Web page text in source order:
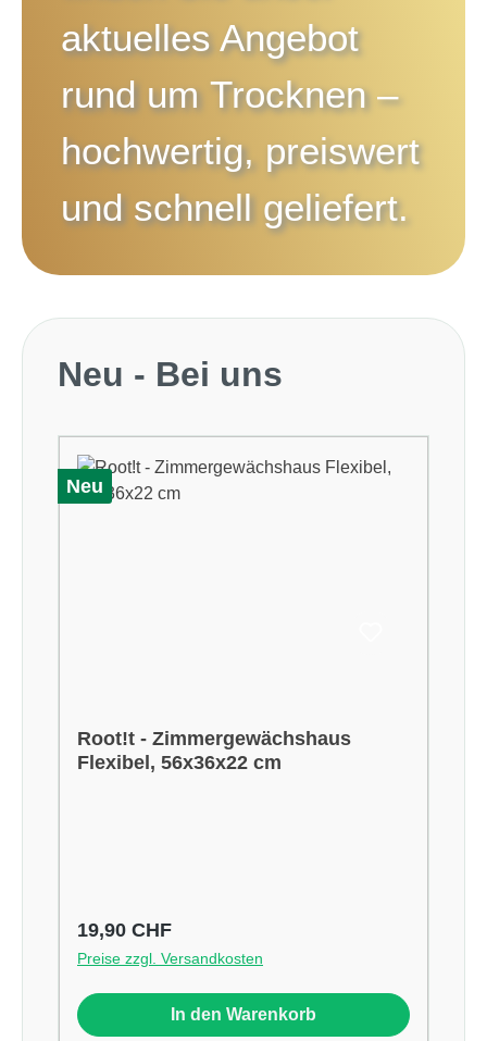
aktuelles Angebot
rund um Trocknen–
hochwertig, preiswert
und schnell geliefert.
Produktgalerie überspringen
Neu - Bei uns
Neu
Root!t - Zimmergewächshaus
Flexibel, 56x36x22 cm
Regulärer Preis:
19,90 CHF
Preise zzgl. Versandkosten
In den Warenkorb